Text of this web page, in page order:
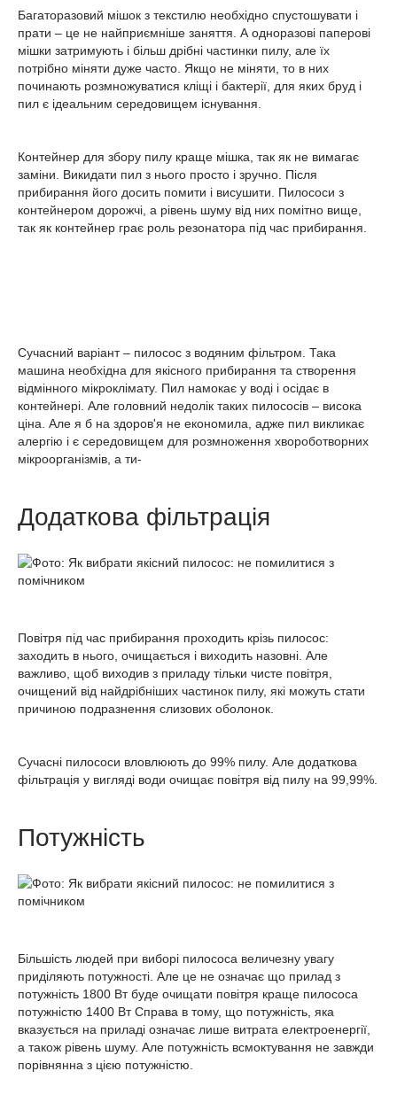
Багаторазовий мішок з текстилю необхідно спустошувати і
прати – це не найприємніше заняття. А одноразові паперові
мішки затримують і більш дрібні частинки пилу, але їх
потрібно міняти дуже часто. Якщо не міняти, то в них
починають розмножуватися кліщі і бактерії, для яких бруд і
пил є ідеальним середовищем існування.
Контейнер для збору пилу краще мішка, так як не вимагає
заміни. Викидати пил з нього просто і зручно. Після
прибирання його досить помити і висушити. Пилососи з
контейнером дорожчі, а рівень шуму від них помітно вище,
так як контейнер грає роль резонатора під час прибирання.
Сучасний варіант – пилосос з водяним фільтром. Така
машина необхідна для якісного прибирання та створення
відмінного мікроклімату. Пил намокає у воді і осідає в
контейнері. Але головний недолік таких пилососів – висока
ціна. Але я б на здоров'я не економила, адже пил викликає
алергію і є середовищем для розмноження хвороботворних
мікроорганізмів, а ти-
Додаткова фільтрація
Повітря під час прибирання проходить крізь пилосос:
заходить в нього, очищається і виходить назовні. Але
важливо, щоб виходив з приладу тільки чисте повітря,
очищений від найдрібніших частинок пилу, які можуть стати
причиною подразнення слизових оболонок.
Сучасні пилососи вловлюють до 99% пилу. Але додаткова
фільтрація у вигляді води очищає повітря від пилу на 99,99%.
Потужність
Більшість людей при виборі пилососа величезну увагу
приділяють потужності. Але це не означає що прилад з
потужність 1800 Вт буде очищати повітря краще пилососа
потужністю 1400 Вт Справа в тому, що потужність, яка
вказується на приладі означає лише витрата електроенергії,
а також рівень шуму. Але потужність всмоктування не завжди
порівнянна з цією потужністю.